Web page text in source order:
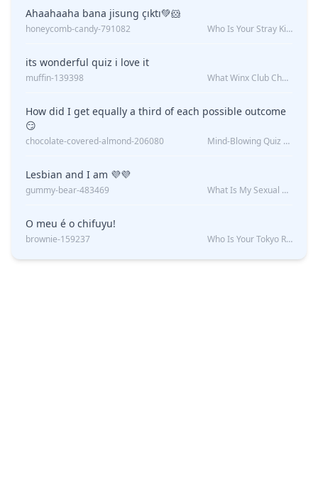
Ahaahaaha bana jisung çıktı💚🐹
honeycomb-candy-791082 Who Is Your Stray Kids Boyfriend?
its wonderful quiz i love it
muffin-139398 What Winx Club Character Are You?
How did I get equally a third of each possible outcome
😏
chocolate-covered-almond-206080 Mind-Blowing Quiz Reveals: Will I Be Alone Forever?
Lesbian and I am 💜💜
gummy-bear-483469 What Is My Sexual Orientation: Uncovered
O meu é o chifuyu!
brownie-159237 Who Is Your Tokyo Revengers Boyfriend?